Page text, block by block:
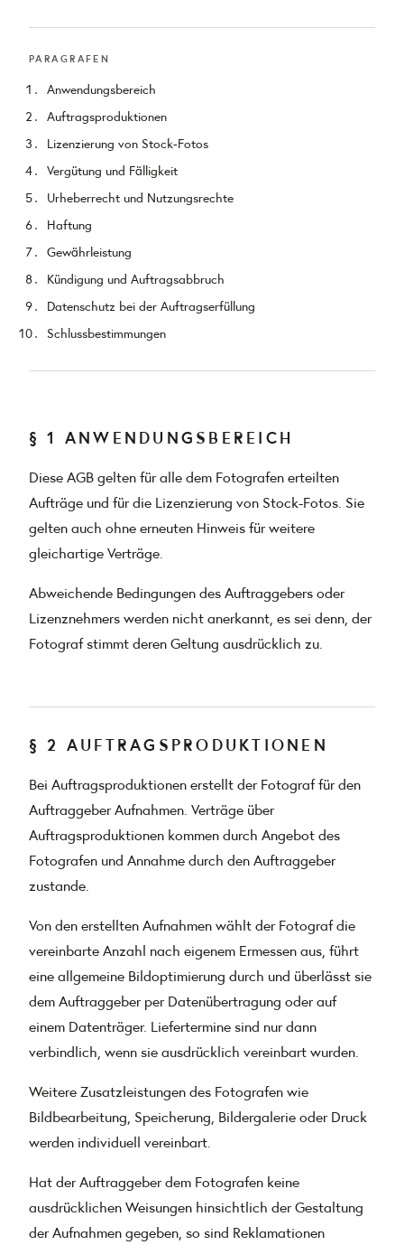
PARAGRAFEN
Anwendungsbereich
Auftragsproduktionen
Lizenzierung von Stock-Fotos
Vergütung und Fälligkeit
Urheberrecht und Nutzungsrechte
Haftung
Gewährleistung
Kündigung und Auftragsabbruch
Datenschutz bei der Auftragserfüllung
Schlussbestimmungen
§ 1 ANWENDUNGSBEREICH
Diese AGB gelten für alle dem Fotografen erteilten
Aufträge und für die Lizenzierung von Stock-Fotos. Sie
gelten auch ohne erneuten Hinweis für weitere
gleichartige Verträge.
Abweichende Bedingungen des Auftraggebers oder
Lizenznehmers werden nicht anerkannt, es sei denn, der
Fotograf stimmt deren Geltung ausdrücklich zu.
§ 2 AUFTRAGSPRODUKTIONEN
Bei Auftragsproduktionen erstellt der Fotograf für den
Auftraggeber Aufnahmen. Verträge über
Auftragsproduktionen kommen durch Angebot des
Fotografen und Annahme durch den Auftraggeber
zustande.
Von den erstellten Aufnahmen wählt der Fotograf die
vereinbarte Anzahl nach eigenem Ermessen aus, führt
eine allgemeine Bildoptimierung durch und überlässt sie
dem Auftraggeber per Datenübertragung oder auf
einem Datenträger. Liefertermine sind nur dann
verbindlich, wenn sie ausdrücklich vereinbart wurden.
Weitere Zusatzleistungen des Fotografen wie
Bildbearbeitung, Speicherung, Bildergalerie oder Druck
werden individuell vereinbart.
Hat der Auftraggeber dem Fotografen keine
ausdrücklichen Weisungen hinsichtlich der Gestaltung
der Aufnahmen gegeben, so sind Reklamationen